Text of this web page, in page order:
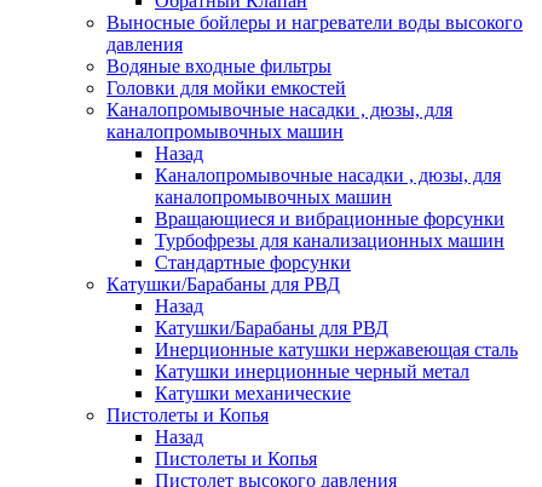
Выносные бойлеры и нагреватели воды высокого
давления
Водяные входные фильтры
Головки для мойки емкостей
Каналопромывочные насадки , дюзы, для
каналопромывочных машин
Назад
Каналопромывочные насадки , дюзы, для
каналопромывочных машин
Вращающиеся и вибрационные форсунки
Турбофрезы для канализационных машин
Стандартные форсунки
Катушки/Барабаны для РВД
Назад
Катушки/Барабаны для РВД
Инерционные катушки нержавеющая сталь
Катушки инерционные черный метал
Катушки механические
Пистолеты и Копья
Назад
Пистолеты и Копья
Пистолет высокого давления